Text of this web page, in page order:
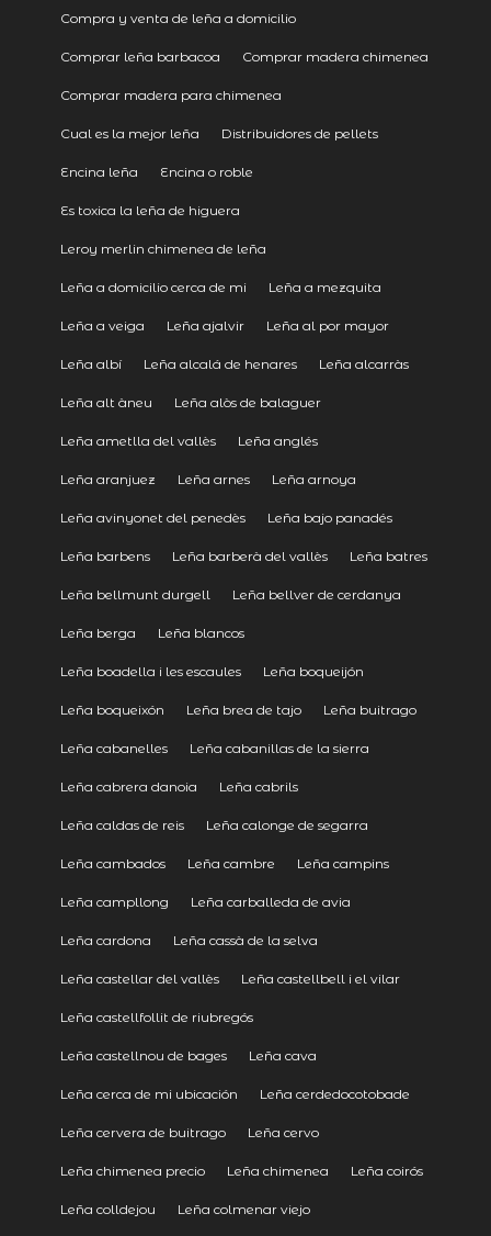
Compra y venta de leña a domicilio
Comprar leña barbacoa Comprar madera chimenea
Comprar madera para chimenea
Cual es la mejor leña Distribuidores de pellets
Encina leña Encina o roble
Es toxica la leña de higuera
Leroy merlin chimenea de leña
Leña a domicilio cerca de mi Leña a mezquita
Leña a veiga Leña ajalvir Leña al por mayor
Leña albí Leña alcalá de henares Leña alcarràs
Leña alt àneu Leña alòs de balaguer
Leña ametlla del vallès Leña anglés
Leña aranjuez Leña arnes Leña arnoya
Leña avinyonet del penedès Leña bajo panadés
Leña barbens Leña barberà del vallès Leña batres
Leña bellmunt durgell Leña bellver de cerdanya
Leña berga Leña blancos
Leña boadella i les escaules Leña boqueijón
Leña boqueixón Leña brea de tajo Leña buitrago
Leña cabanelles Leña cabanillas de la sierra
Leña cabrera danoia Leña cabrils
Leña caldas de reis Leña calonge de segarra
Leña cambados Leña cambre Leña campins
Leña campllong Leña carballeda de avia
Leña cardona Leña cassà de la selva
Leña castellar del vallès Leña castellbell i el vilar
Leña castellfollit de riubregós
Leña castellnou de bages Leña cava
Leña cerca de mi ubicación Leña cerdedocotobade
Leña cervera de buitrago Leña cervo
Leña chimenea precio Leña chimenea Leña coirós
Leña colldejou Leña colmenar viejo